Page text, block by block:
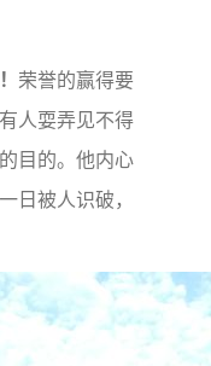
荣誉的赢得要
人耍弄见不得
目的。他内心
日被人识破，